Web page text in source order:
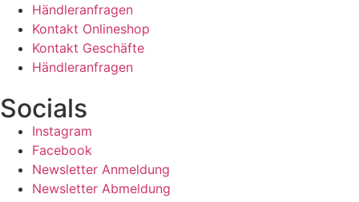
Händleranfragen
Kontakt Onlineshop
Kontakt Geschäfte
Händleranfragen
Socials
Instagram
Facebook
Newsletter Anmeldung
Newsletter Abmeldung